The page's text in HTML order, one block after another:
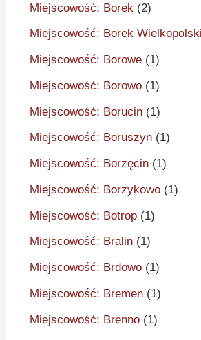
Miejscowość: Borek (2)
Miejscowość: Borek Wielkopolski
Miejscowość: Borowe (1)
Miejscowość: Borowo (1)
Miejscowość: Borucin (1)
Miejscowość: Boruszyn (1)
Miejscowość: Borzęcin (1)
Miejscowość: Borzykowo (1)
Miejscowość: Botrop (1)
Miejscowość: Bralin (1)
Miejscowość: Brdowo (1)
Miejscowość: Bremen (1)
Miejscowość: Brenno (1)